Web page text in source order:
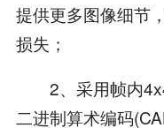
提供更多图像细节
损失；
2、采用帧内
二进制算术编码